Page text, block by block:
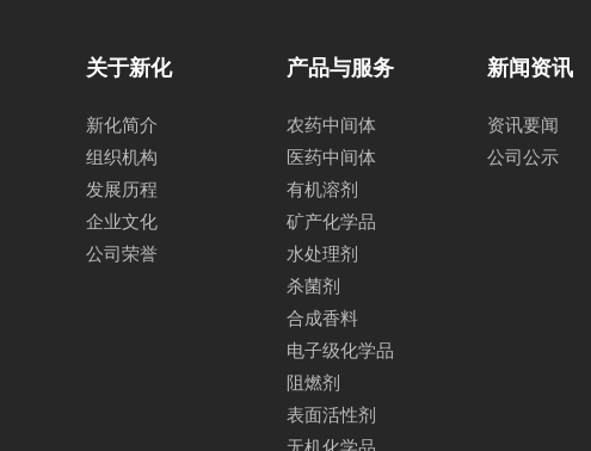
关于新化
新化简介
组织机构
发展历程
企业文化
公司荣誉
产品与服务
农药中间体
医药中间体
有机溶剂
矿产化学品
水处理剂
杀菌剂
合成香料
电子级化学品
阻燃剂
表面活性剂
新闻资讯
资讯要闻
公司公示